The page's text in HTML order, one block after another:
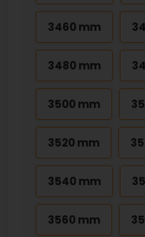
3460 mm
3480 mm
3500 mm
3520 mm
3540 mm
3560 mm